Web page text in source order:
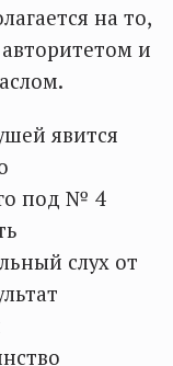
на то,
и
явится
под № 4
слух от